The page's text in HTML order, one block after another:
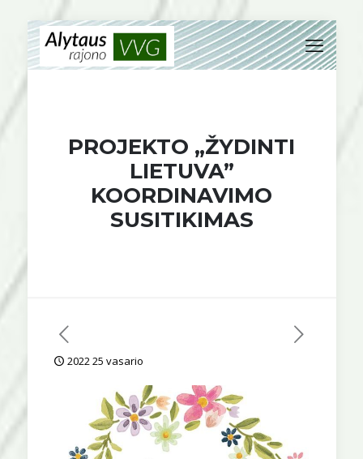
PROJEKTO „ŽYDINTI
LIETUVA”
KOORDINAVIMO
SUSITIKIMAS
2022 25 vasario